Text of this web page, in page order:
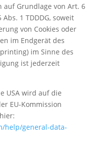
Grundlage von Art. 6
1 TDDDG, soweit
von Cookies oder
im Endgerät des
im Sinne des
ist jederzeit
USA wird auf die
EU-Kommission
help/general-data-